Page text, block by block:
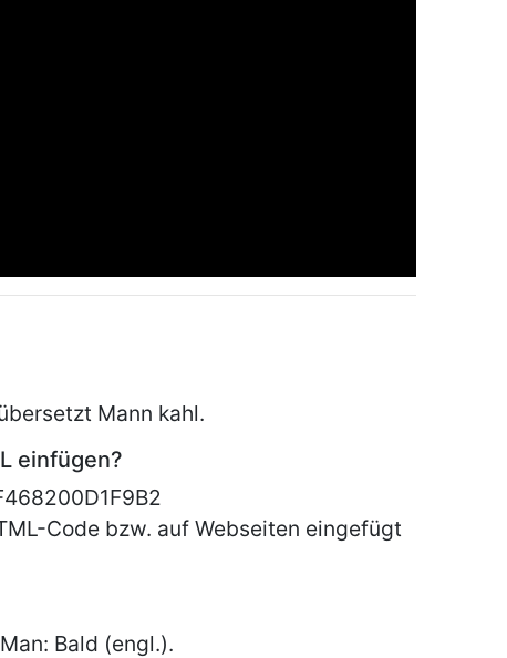
Mann kahl.
einfügen?
Code bzw. auf Webseiten eingefügt
Man: Bald (engl.).